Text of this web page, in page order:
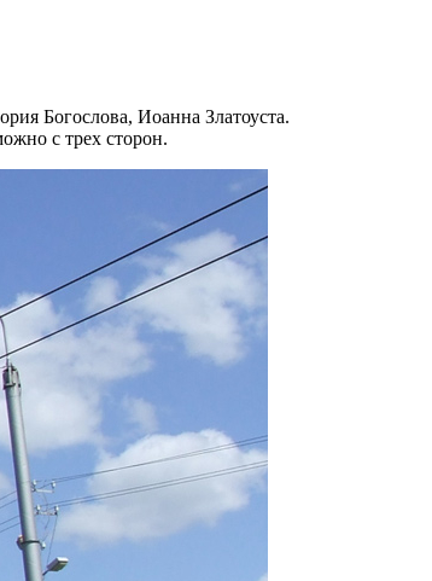
Богослова, Иоанна Златоуста.
с трех сторон.